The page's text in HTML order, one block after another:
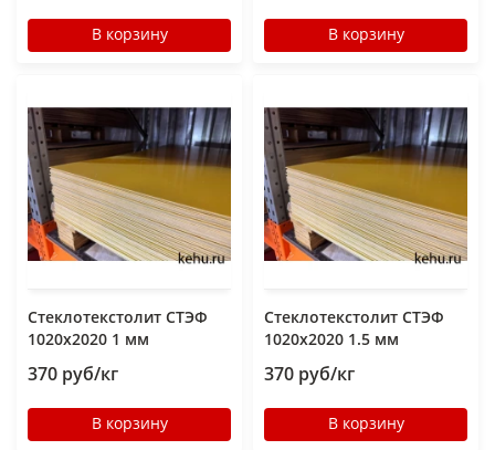
В корзину В корзину
Стеклотекстолит СТЭФ
1020х2020 1 мм
370 руб/кг
В корзину
Стеклотекстолит СТЭФ
1020х2020 1.5 мм
370 руб/кг
В корзину